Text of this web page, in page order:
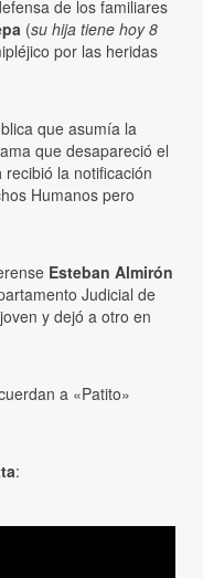
de los familiares
(su hija tiene hoy 8
por las heridas
que asumía la
que desapareció el
recibió la notificación
Humanos pero
Esteban Almirón
Judicial de
y dejó a otro en
a «Patito»
: